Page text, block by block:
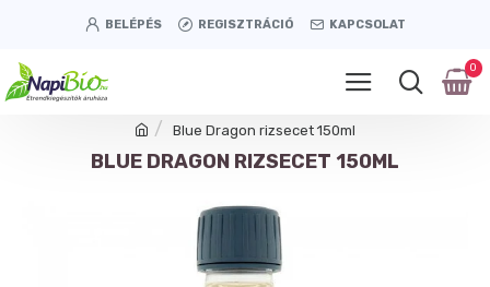
BELÉPÉS REGISZTRÁCIÓ KAPCSOLAT
0
Blue Dragon rizsecet 150ml
BLUE DRAGON RIZSECET 150ML